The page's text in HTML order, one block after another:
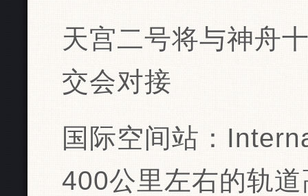
天宫二号将与神舟
交会对接
国际空间站：
400公里左右的轨